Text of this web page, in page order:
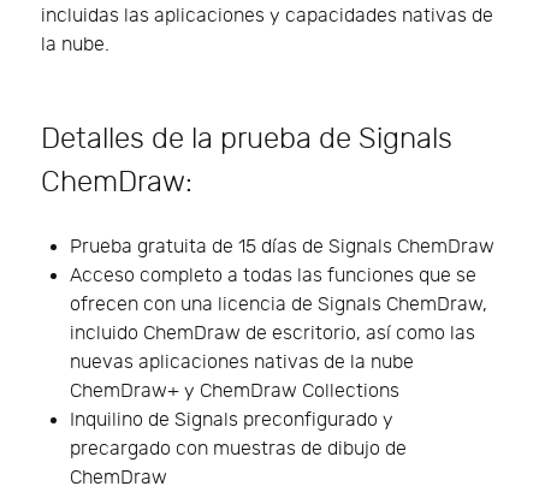
incluidas las aplicaciones y capacidades nativas de
la nube.
Detalles de la prueba de Signals
ChemDraw:
Prueba gratuita de 15 días de Signals ChemDraw
Acceso completo a todas las funciones que se
ofrecen con una licencia de Signals ChemDraw,
incluido ChemDraw de escritorio, así como las
nuevas aplicaciones nativas de la nube
ChemDraw+ y ChemDraw Collections
Inquilino de Signals preconfigurado y
precargado con muestras de dibujo de
ChemDraw